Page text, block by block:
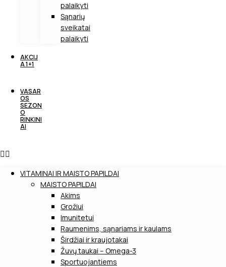
palaikyti
Sąnarių
sveikatai
palaikyti
AKCIJ
A 1+1
VASAR
OS
SEZON
O
RINKINI
AI
VITAMINAI IR MAISTO PAPILDAI
MAISTO PAPILDAI
Akims
Grožiui
Imunitetui
Raumenims, sąnariams ir kaulams
Širdžiai ir kraujotakai
Žuvų taukai – Omega-3
Sportuojantiems